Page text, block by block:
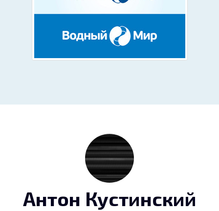
Антон Кустинский